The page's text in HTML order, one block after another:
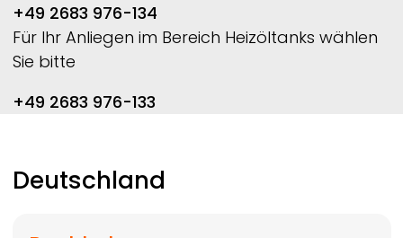
+49 2683 976-134
Für Ihr Anliegen im Bereich Heizöltanks wählen
Sie bitte
+49 2683 976-133
Deutschland